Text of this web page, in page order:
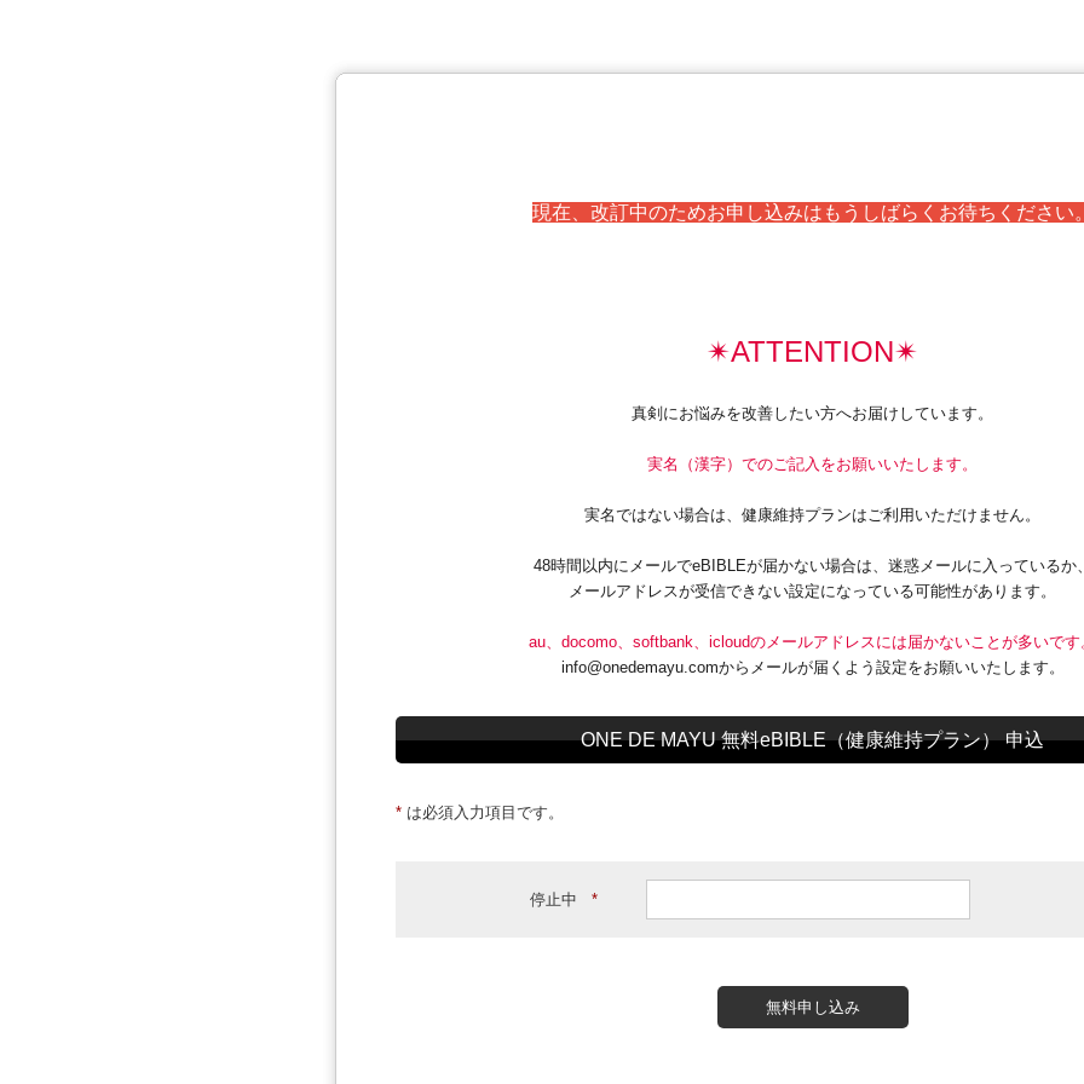
現在、改訂中のためお申し込みはもうしばらくお待ちください
✴︎ATTENTION✴︎
真剣にお悩みを改善したい方へお届けしています。
実名（漢字）でのご記入をお願いいたします。
実名ではない場合は、健康維持プランはご利用いただけません。
48時間以内にメールでeBIBLEが届かない場合は、迷惑メールに入っているか
メールアドレスが受信できない設定になっている可能性があります。
au、docomo、softbank、icloudのメールアドレスには届かないことが多いです
info@onedemayu.comからメールが届くよう設定をお願いいたします。
ONE DE MAYU 無料eBIBLE（健康維持プラン） 申込
* は必須入力項目です。
停止中 *